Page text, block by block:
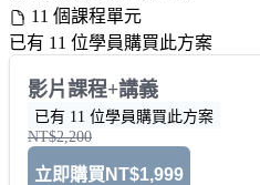
11 個課程單元
已有 11 位學員購買此方案
影片課程+講義
已有 11 位學員購買此方案
NT$2,200
立即購買 NT$1,999